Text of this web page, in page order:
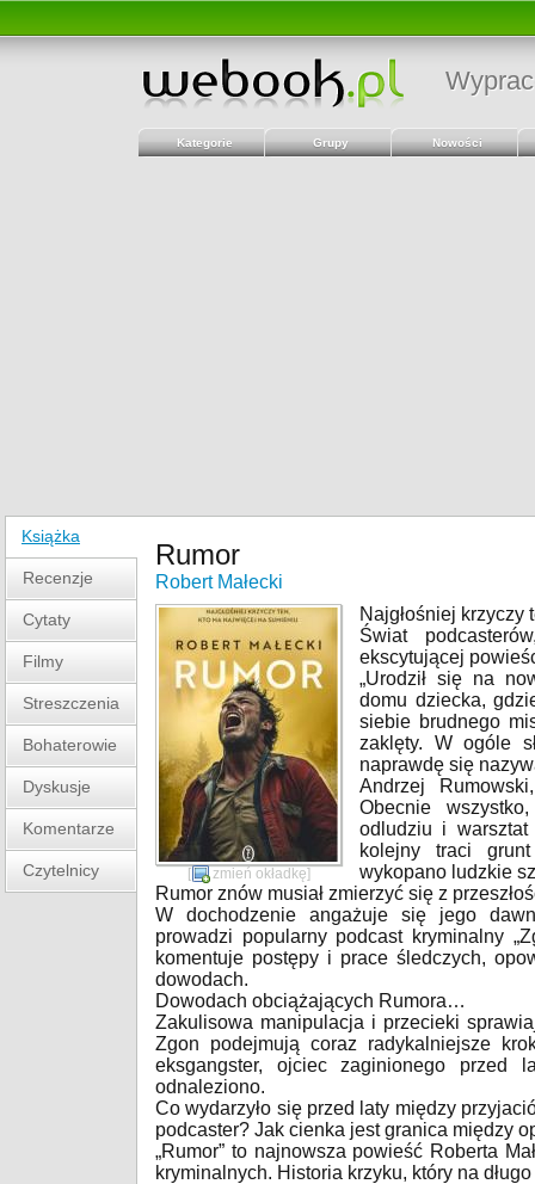
Kategorie Grupy Nowości
Książka
Recenzje
Cytaty
Filmy
Streszczenia
Bohaterowie
Dyskusje
Komentarze
Czytelnicy
Rumor
Robert Małecki
[ zmień okładkę]
Najgłośniej krzyczy
Świat
ekscytującej
„Urodził się na
domu dziecka,
siebie brudnego
zaklęty. W ogóle
naprawdę się
Andrzej
Obecnie
odludziu i warsztat
kolejny traci
wykopano ludzkie
Rumor znów musiał zmierzyć się z
W dochodzenie angażuje się jego
prowadzi popularny podcast kryminalny
komentuje postępy i prace śledczych,
dowodach.
Dowodach obciążających Rumora…
Zakulisowa manipulacja i przecieki
Zgon podejmują coraz radykalniejsze
eksgangster, ojciec zaginionego przed
odnaleziono.
Co wydarzyło się przed laty między
podcaster? Jak cienka jest granica między
„Rumor” to najnowsza powieść Roberta
kryminalnych. Historia krzyku, który na